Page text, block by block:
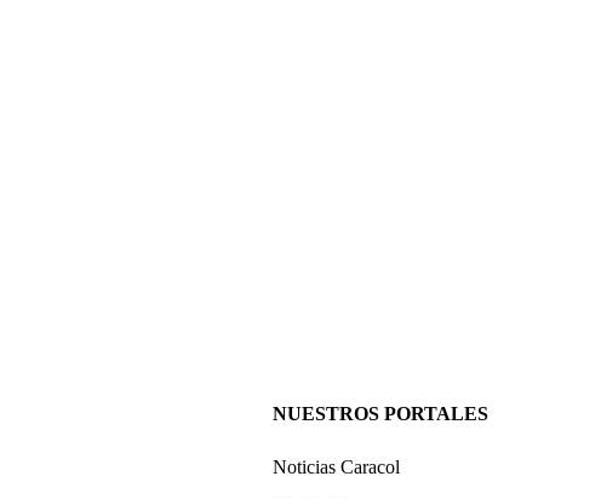
NUESTROS PORTALES
Noticias Caracol